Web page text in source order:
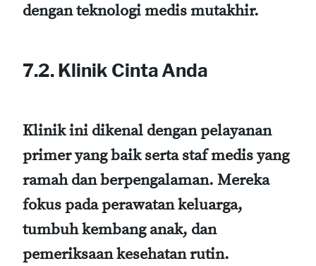
dengan teknologi medis mutakhir.
7.2. Klinik Cinta Anda
Klinik ini dikenal dengan pelayanan
primer yang baik serta staf medis yang
ramah dan berpengalaman. Mereka
fokus pada perawatan keluarga,
tumbuh kembang anak, dan
pemeriksaan kesehatan rutin.